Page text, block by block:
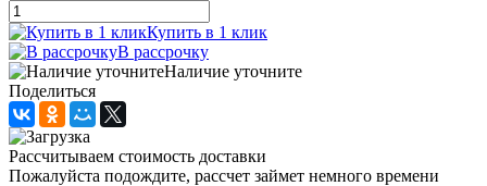
Купить в 1 клик
В рассрочку
Наличие уточните
Поделиться
Рассчитываем стоимость доставки
Пожалуйста подождите, рассчет займет немного времени